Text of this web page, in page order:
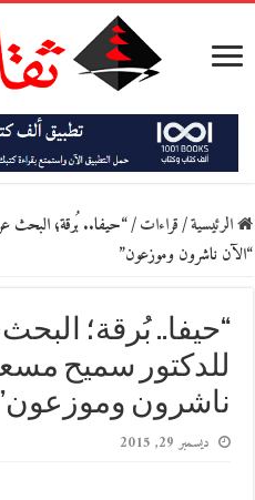
الرئيسية/قراءات/“حيفا.. بُرقة؛ البحث
“الآن ناشرون وموزعون”
“حيفا.. بُرقة؛
للدكتور سميح
ناشرون
ديسمبر 29, 2015